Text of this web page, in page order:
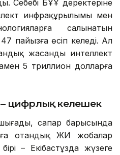
Себебі БҰҰ деректеріне
инфрақұрылымы мен
салынатын
пайызға өсіп келеді. Ал
жасанды интеллект
5 триллион долларға
– цифрлық келешек
сапар барысында
отандық ЖИ жобалар
– Екібастұзда жүзеге